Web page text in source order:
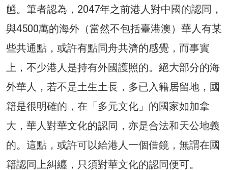
乸。筆者認為，2047年之前港人對中國的認同，
與4500萬的海外（當然不包括臺港澳）華人有某
些共通點，或許有點同舟共濟的感覺，而事實
上，不少港人是持有外國護照的。絕大部分的海
外華人，若不是土生土長，多已入籍居留地，國
籍是很明確的，在「多元文化」的國家如加拿
大，華人對華文化的認同，亦是合法和天公地義
的。這點，或許可以給港人一個借鏡，無謂在國
籍認同上糾纏，只須對華文化的認同便可。